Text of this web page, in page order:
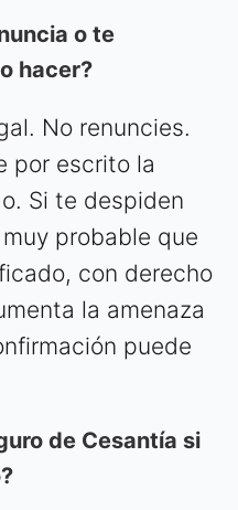
o te
hacer?
No renuncies.
por escrito la
Si te despiden
probable que
con derecho
la amenaza
puede
de Cesantía si